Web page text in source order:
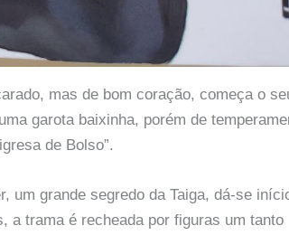
mas de bom coração, começa o
garota baixinha, porém de
de Bolso”.
um grande segredo da Taiga, dá-se
a trama é recheada por figuras um tanto